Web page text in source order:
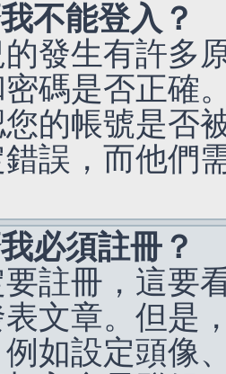
不能登入？
發生有許多
密碼是否正確
的帳號是否
誤，而他們
必須註冊？
註冊，這要
文章。但是
如設定頭像